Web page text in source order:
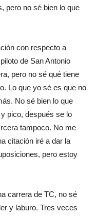
pero no sé bien lo que
con respecto a
de San Antonio
pero no sé qué tiene
Lo que yo sé es que no
No sé bien lo que
pico, después se lo
tampoco. No me
citación iré a dar la
pero estoy
carrera de TC, no sé
y laburo. Tres veces